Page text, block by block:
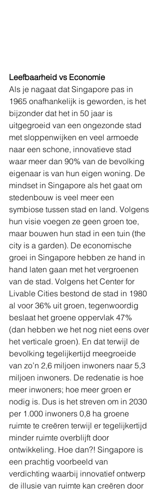
Leefbaarheid vs Economie
Als je nagaat dat Singapore pas in
1965 onafhankelijk is geworden, is het
bijzonder dat het in 50 jaar is
uitgegroeid van een ongezonde stad
met sloppenwijken en veel armoede
naar een schone, innovatieve stad
waar meer dan 90% van de bevolking
eigenaar is van hun eigen woning. De
mindset in Singapore als het gaat om
stedenbouw is veel meer een
symbiose tussen stad en land. Volgens
hun visie voegen ze geen groen toe,
maar bouwen hun stad in een tuin (the
city is a garden). De economische
groei in Singapore hebben ze hand in
hand laten gaan met het vergroenen
van de stad. Volgens het Center for
Livable Cities bestond de stad in 1980
al voor 36% uit groen, tegenwoordig
beslaat het groene oppervlak 47%
(dan hebben we het nog niet eens over
het verticale groen). En dat terwijl de
bevolking tegelijkertijd meegroeide
van zo’n 2,6 miljoen inwoners naar 5,3
miljoen inwoners. De redenatie is hoe
meer inwoners; hoe meer groen er
nodig is. Dus is het streven om in 2030
per 1.000 inwoners 0,8 ha groene
ruimte te creëren terwijl er tegelijkertijd
minder ruimte overblijft door
ontwikkeling. Hoe dan?! Singapore is
een prachtig voorbeeld van
verdichting waarbij innovatief ontwerp
de illusie van ruimte kan creëren door